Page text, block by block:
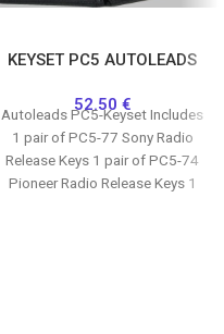
KEYSET PC5 AUTOLEADS
52.50 €
Autoleads PC5-Keyset Includes
1 pair of PC5-77 Sony Radio
Release Keys 1 pair of PC5-74
Pioneer Radio Release Keys 1